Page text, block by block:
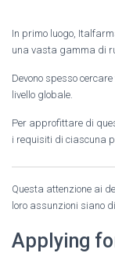
In primo luogo,
una vasta gamma di
Devono spesso
livello globale.
Per approfittare di
i requisiti di ciascuna
Questa attenzione ai
loro assunzioni siano
Applying